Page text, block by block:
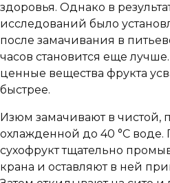
здоровья. Однако в
исследований было
после замачивания в
часов становится еще
ценные вещества фрукта
быстрее.
Изюм замачивают в чистой,
охлажденной до 40 °С
сухофрукт тщательно
крана и оставляют в ней